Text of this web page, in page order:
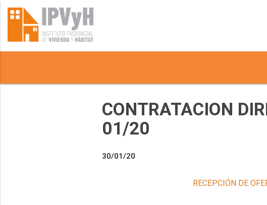
CONTRATACION
01/20
30/01/20
RECEPCIÓN DE